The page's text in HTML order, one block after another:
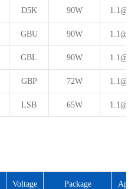
D5K 90W 1.1@8A
GBU 90W 1.1@8A
GBL 90W 1.1@8A
GBP 72W 1.1@8A
LSB 65W 1.1@8A
Voltage Package